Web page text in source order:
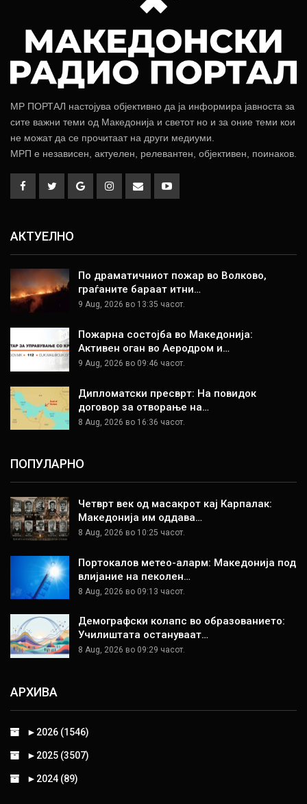
МР ПОРТАЛ настојува објективно да ја информира јавноста за
сите важни теми од Македонија и светот но и за оние теми кои
не можат да се прочитаат на други медиуми.
МРП е независен, актуелен, релевантен, објективен, поинаков.
АКТУЕЛНО
По драматичниот пожар во Волково,
граѓаните бараат итни…
9 Aug, 2026 во 13:35 часот.
Пожарна состојба во Македонија:
Активен оган во Аеродром и…
9 Aug, 2026 во 09:46 часот.
Дипломатски пресврт: На повидок
договор за отворање на…
8 Aug, 2026 во 16:36 часот.
ПОПУЛАРНО
Четврт век од масакрот кај Карпалак:
Македонија им оддава…
8 Aug, 2026 во 10:25 часот.
Портокалов метео-аларм: Македонија под
влијание на пеколен…
8 Aug, 2026 во 09:13 часот.
Демографски колапс во образованието:
Училиштата остануваат…
8 Aug, 2026 во 09:29 часот.
АРХИВА
► 2026 (1546)
► 2025 (3507)
► 2024 (89)